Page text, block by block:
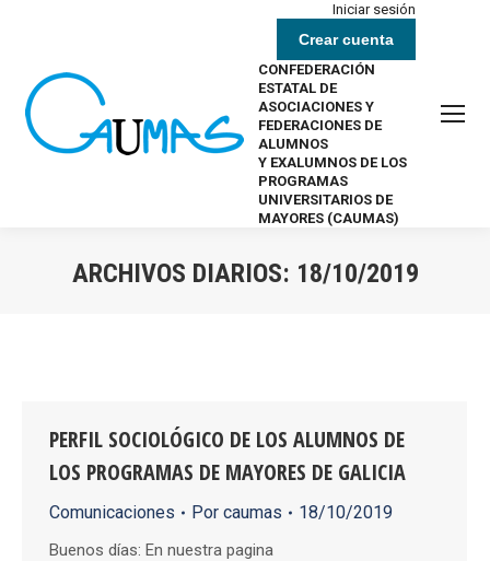
Iniciar sesión
Crear cuenta
CONFEDERACIÓN
ESTATAL DE
ASOCIACIONES Y
FEDERACIONES DE
ALUMNOS
Y EXALUMNOS DE LOS
PROGRAMAS
UNIVERSITARIOS DE
MAYORES (CAUMAS)
ARCHIVOS DIARIOS: 18/10/2019
PERFIL SOCIOLÓGICO DE LOS ALUMNOS DE
LOS PROGRAMAS DE MAYORES DE GALICIA
Comunicaciones Por caumas 18/10/2019
Buenos días: En nuestra pagina